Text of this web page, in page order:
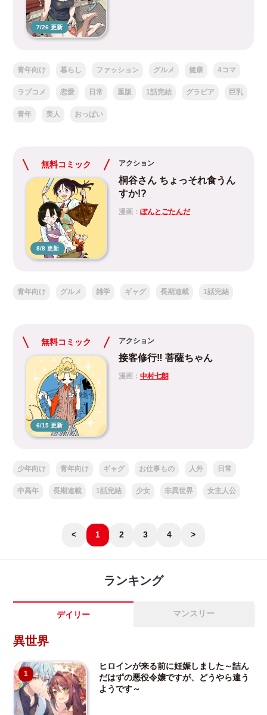
7/26 更新
青年向け 暮らし ファッション グルメ 健康 4コマ
ラブコメ 恋愛 日常 重版 1話完結 グラビア 巨乳
青年 美人 おっぱい
無料コミック
8/8 更新
アクション
桐谷さん ちょっそれ食うん
すか!?
漫画： ぽんとごたんだ
青年向け グルメ 雑学 ギャグ 長期連載 1話完結
無料コミック
6/15 更新
アクション
接客修行‼ 菩薩ちゃん
漫画： 中村七朗
少年向け 青年向け ギャグ お仕事もの 人外 日常
中高年 長期連載 1話完結 少女 非異世界 女主人公
< 1 2 3 4 >
ランキング
デイリー マンスリー
異世界
1
ヒロインが来る前に妊娠しました～詰ん
だはずの悪役令嬢ですが、どうやら違う
ようです～